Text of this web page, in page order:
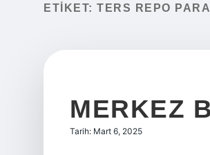
ETIKET: TERS REPO
MERKEZ
Tarih: Mart 6, 2025